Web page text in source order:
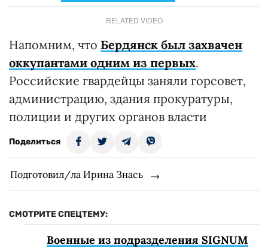
RELATED VIDEO
Напомним, что Бердянск был захвачен
оккупантами одним из первых.
Российские гвардейцы заняли горсовет,
администрацию, здания прокуратуры,
полиции и других органов власти
Поделиться
Подготовил/ла Ирина Знась
СМОТРИТЕ СПЕЦТЕМУ:
Военные из подразделения SIGNUM